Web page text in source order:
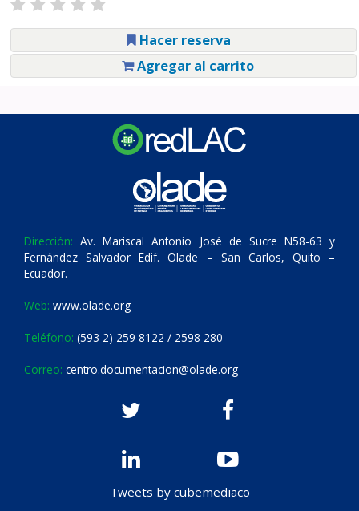
Hacer reserva
Agregar al carrito
Dirección: Av. Mariscal Antonio José de Sucre N58-63 y
Fernández Salvador Edif. Olade – San Carlos, Quito –
Ecuador.
Web: www.olade.org
Teléfono: (593 2) 259 8122 / 2598 280
Correo: centro.documentacion@olade.org
Tweets by cubemediaco